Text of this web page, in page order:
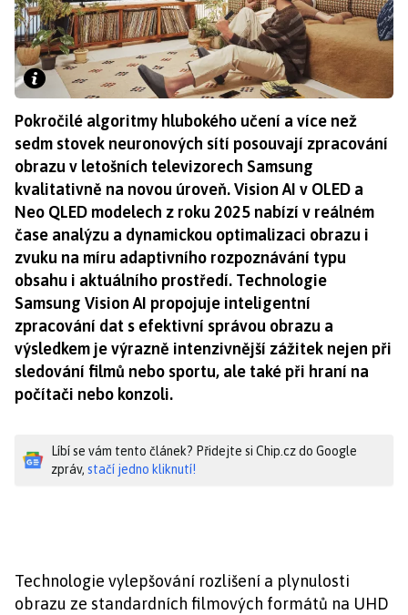
Pokročilé algoritmy hlubokého učení a více než
sedm stovek neuronových sítí posouvají zpracování
obrazu v letošních televizorech Samsung
kvalitativně na novou úroveň. Vision AI v OLED a
Neo QLED modelech z roku 2025 nabízí v reálném
čase analýzu a dynamickou optimalizaci obrazu i
zvuku na míru adaptivního rozpoznávání typu
obsahu i aktuálního prostředí. Technologie
Samsung Vision AI propojuje inteligentní
zpracování dat s efektivní správou obrazu a
výsledkem je výrazně intenzivnější zážitek nejen při
sledování filmů nebo sportu, ale také při hraní na
počítači nebo konzoli.
Líbí se vám tento článek? Přidejte si Chip.cz do Google
zpráv, stačí jedno kliknutí!
Technologie vylepšování rozlišení a plynulosti
obrazu ze standardních filmových formátů na UHD